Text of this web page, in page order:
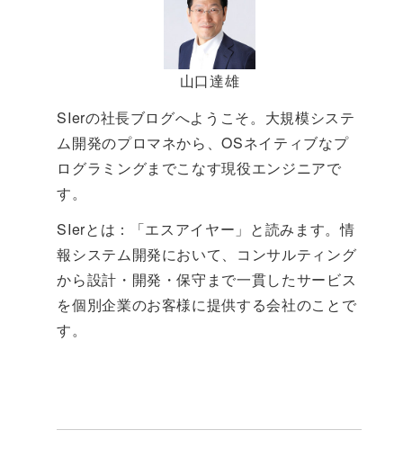
山口達雄
SIerの社長ブログへようこそ。大規模システ
ム開発のプロマネから、OSネイティブなプ
ログラミングまでこなす現役エンジニアで
す。
SIerとは：「エスアイヤー」と読みます。情
報システム開発において、コンサルティング
から設計・開発・保守まで一貫したサービス
を個別企業のお客様に提供する会社のことで
す。